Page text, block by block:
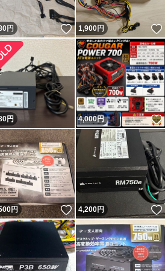
！
円 いいね！
1,900円
ね！
円 4,000円
ね！
円 いいね！
4,200円